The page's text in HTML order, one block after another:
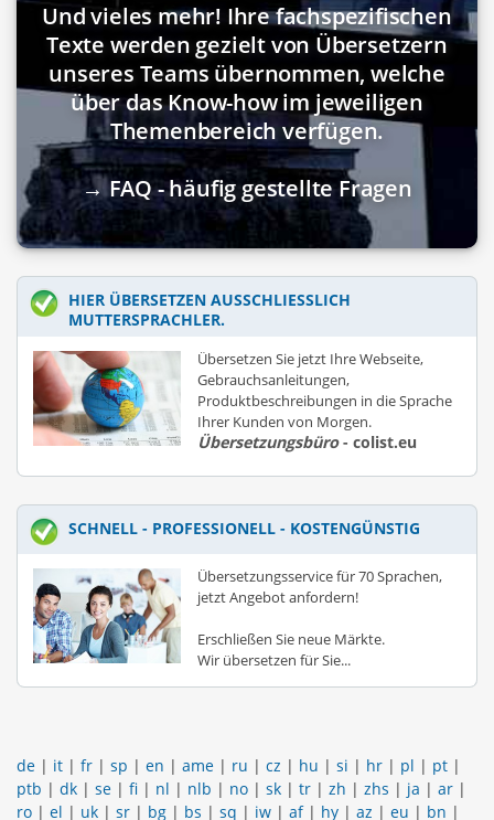
Und vieles mehr! Ihre fachspezifischen
Texte werden gezielt von Übersetzern
unseres Teams übernommen, welche
über das Know-how im jeweiligen
Themenbereich verfügen.
→ FAQ - häufig gestellte Fragen
HIER ÜBERSETZEN AUSSCHLIESSLICH M
UTTERSPRACHLER.
Übersetzen Sie jetzt Ihre Webseite,
Gebrauchsanleitungen,
Produktbeschreibungen in die Sprache
Ihrer Kunden von Morgen.
Übersetzungsbüro- colist.eu
SCHNELL - PROFESSIONELL - KOSTENGÜNSTIG
Übersetzungsservice für 70 Sprachen,
jetzt Angebot anfordern!
Erschließen Sie neue Märkte.
Wir übersetzen für Sie...
de | it | fr | sp | en | ame | ru | cz | hu | si | hr | pl | pt |
ptb | dk | se | fi | nl | nlb | no | sk | tr | zh | zhs | ja | ar |
ro | el | uk | sr | bg | bs | sq | iw | af| hy | az | eu | bn |